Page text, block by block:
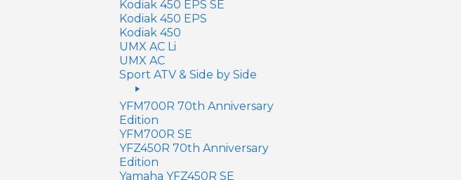
Kodiak 450 EPS SE
Kodiak 450 EPS
Kodiak 450
UMX AC Li
UMX AC
Sport ATV & Side by Side
YFM700R 70th Anniversary
Edition
YFM700R SE
YFZ450R 70th Anniversary
Edition
Yamaha YFZ450R SE